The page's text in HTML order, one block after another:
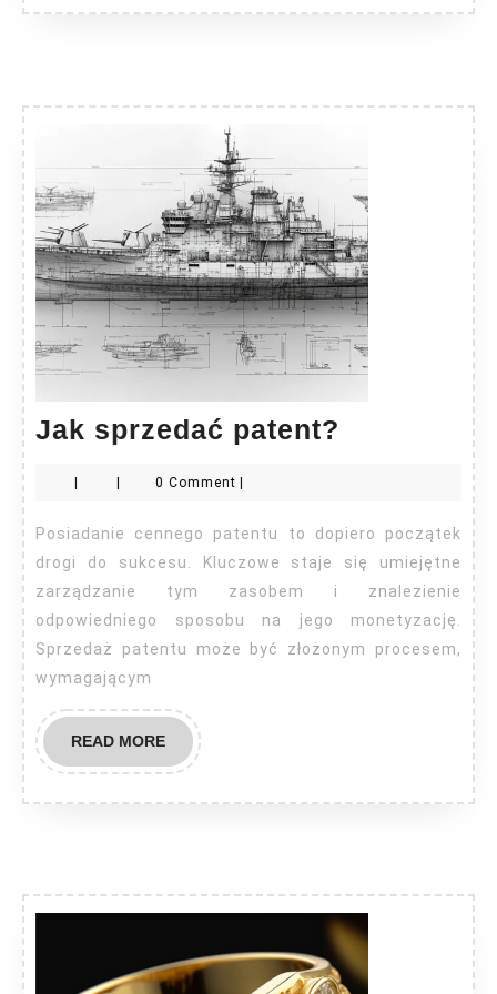
Jak sprzedać patent?
| | 0 Comment |
Posiadanie cennego patentu to dopiero początek
drogi do sukcesu. Kluczowe staje się umiejętne
zarządzanie tym zasobem i znalezienie
odpowiedniego sposobu na jego monetyzację.
Sprzedaż patentu może być złożonym procesem,
wymagającym
READ MOREREAD
MORE